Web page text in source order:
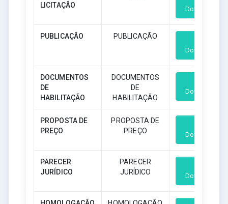
LICITAÇÃO
Download
PUBLICAÇÃO PUBLICAÇÃO
Download
DOCUMENTOS
DE
HABILITAÇÃO
DOCUMENTOS
DE
HABILITAÇÃO
Download
PROPOSTA DE
PREÇO
PROPOSTA DE
PREÇO
Download
PARECER
JURÍDICO
PARECER
JURÍDICO
Download